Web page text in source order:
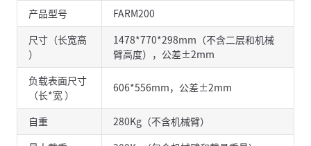
产品型号
FARM200
尺寸（长宽高
）
1478*770*298mm（不含二层和机械
臂高度），公差±2mm
负载表面尺寸
（长*宽 ）
606*556mm，公差±2mm
自重
280Kg（不含机械臂）